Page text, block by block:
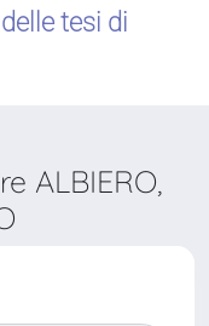
tesi di
ALBIERO,